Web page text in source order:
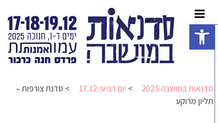
פתח סרגל נגישות
סדנאות במושבה 2025 >יום רביעי 17.12 >סדנת צורפות –
תליון מרוקע